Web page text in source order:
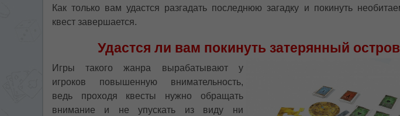
Как только вам удастся разгадать последнюю загадку и покинуть
квест завершается.
Удастся ли вам покинуть затерянный
Игры такого жанра вырабатывают у
игроков повышенную внимательность,
ведь проходя квесты нужно обращать
внимание и не упускать из виду ни